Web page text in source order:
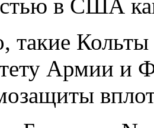
в США
такие
Армии и